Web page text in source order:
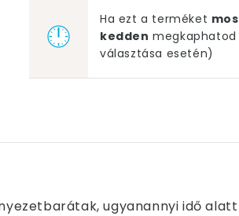
Ha ezt a terméket
kedden megkaphatod
választása esetén)
ugyanannyi idő